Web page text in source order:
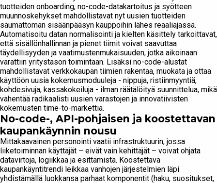
tuotteiden onboarding, no-code-datakartoitus ja syötteen
muunnoskehykset mahdollistavat nyt uusien tuotteiden
saumattoman sisäänpääsyn kauppoihin lähes reaaliajassa.
Automatisoitu datan normalisointi ja kielten käsittely tarkoittavat,
että sisällönhallinnan ja pienet tiimit voivat saavuttaa
täydellisyyden ja vaatimustenmukaisuuden, jotka aikoinaan
varattiin yritystason toimintaan. Lisäksi no-code-alustat
mahdollistavat verkkokaupan tiimien rakentaa, muokata ja ottaa
käyttöön uusia kokemusmoduuleja - nippuja, ristiinmyyntiä,
kohdesivuja, kassakokeiluja - ilman räätälöityä suunnittelua, mikä
vähentää radikaalisti uusien varastojen ja innovatiivisten
kokemusten time-to-markettia.
No-code-, API-pohjaisen ja koostettavan
kaupankäynnin nousu
Mittakaavainen personointi vaatii infrastruktuurin, jossa
liiketoiminnan käyttäjät – eivät vain kehittäjät – voivat ohjata
datavirtoja, logiikkaa ja esittämistä. Koostettava
kaupankäyntitrendi leikkaa vanhojen järjestelmien läpi
yhdistämällä luokkansa parhaat komponentit (haku, suositukset,